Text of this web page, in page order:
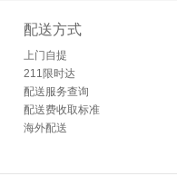
配送方式
上门自提
211限时达
配送服务查询
配送费收取标准
海外配送